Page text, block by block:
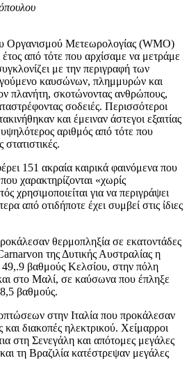
Οργανισμού Μετεωρολογίας (WMO)
από τότε που αρχίσαμε να μετράμε
με την περιγραφή των
καυσώνων, πλημμυρών και
πλανήτη, σκοτώνοντας ανθρώπους,
σοδειές. Περισσότεροι
και έμειναν άστεγοι εξαιτίας
αριθμός από τότε που
στατιστικές.
151 ακραία καιρικά φαινόμενα που
χαρακτηρίζονται «χωρίς
χρησιμοποιείται για να περιγράψει
από οτιδήποτε έχει συμβεί στις ίδιες
θερμοπληξία σε εκατοντάδες
της Δυτικής Αυστραλίας η
βαθμούς Κελσίου, στην πόλη
στο Μαλί, σε καύσωνα που έπληξε
βαθμούς.
στην Ιταλία που προκάλεσαν
διακοπές ηλεκτρικού. Χείμαρροι
στη Σενεγάλη και απότομες μεγάλες
τη Βραζιλία κατέστρεψαν μεγάλες